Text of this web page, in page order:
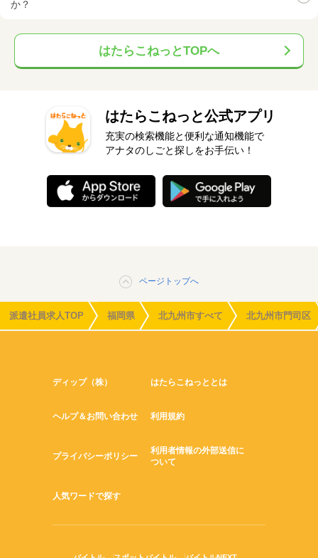
か？
はたらこねっとTOPへ
はたらこねっと公式アプリ
充実の検索機能と便利な通知機能で
アナタのしごと探しをお手伝い！
ページトップへ
派遣社員求人TOP 福岡県 北九州市すべて 北九州市門司区
ディップ（株） はたらこねっととは
ヘルプ＆お問い合わせ 利用規約
プライバシーポリシー
利用者情報の外部送信に
ついて
人気ワードで探す